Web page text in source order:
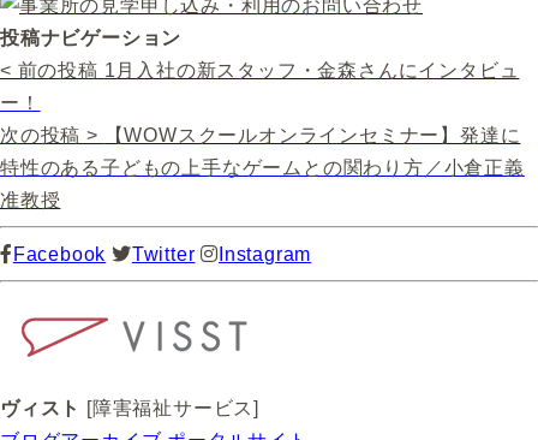
投稿ナビゲーション
< 前の投稿 1月入社の新スタッフ・金森さんにインタビュ
ー！
次の投稿 >
【WOWスクールオンラインセミナー】発達に
特性のある子どもの上手なゲームとの関わり方／小倉正義
准教授
Facebook Twitter Instagram
ヴィスト
[障害福祉サービス]